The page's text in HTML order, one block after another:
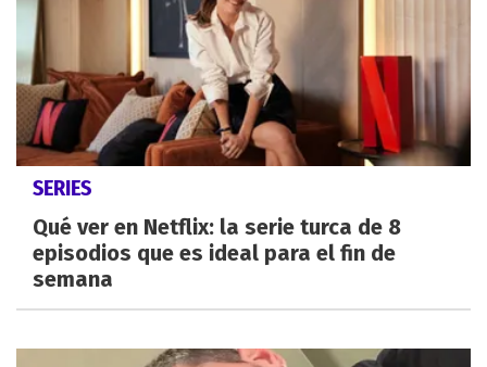
SERIES
Qué ver en Netflix: la serie turca de 8
episodios que es ideal para el fin de
semana